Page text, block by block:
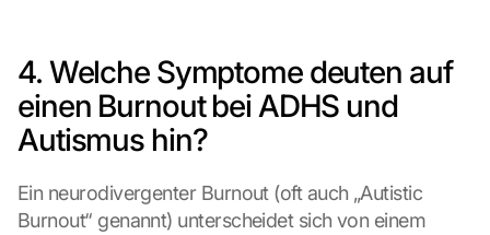
4. Welche Symptome deuten auf
einen Burnout bei ADHS und
Autismus hin?
Ein neurodivergenter Burnout (oft auch „Autistic
Burnout“ genannt) unterscheidet sich von einem